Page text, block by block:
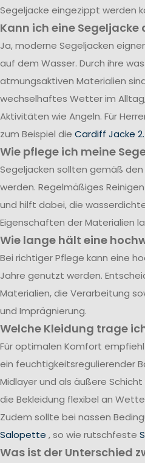
Segeljacke eingezippt werden
Kann ich eine
Ja, moderne Segeljacken
auf dem Wasser. Durch ihre
atmungsaktiven Materialien
wechselhaftes Wetter im
Aktivitäten wie Angeln. Für
zum Beispiel die Cardiff Jacke 2.
Wie pflege ich meine
Segeljacken sollten gemäß
werden. Regelmäßiges
und hilft dabei, die
Eigenschaften der Materialien
Wie lange hält eine
Bei richtiger Pflege kann eine
Jahre genutzt werden.
Materialien, die Verarbeitung
und Imprägnierung.
Welche Kleidung trage
Für optimalen Komfort
ein feuchtigkeitsregulierender
Midlayer und als äußere
die Bekleidung flexibel an
Zudem sollte bei nassen
Salopette , so wie rutschfeste
Was ist der Unterschied